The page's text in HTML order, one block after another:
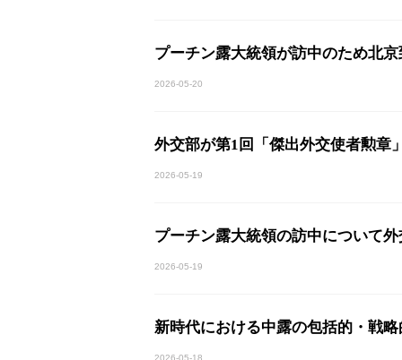
プーチン露大統領が訪中のため北京
2026-05-20
外交部が第1回「傑出外交使者勲章
2026-05-19
プーチン露大統領の訪中について外
2026-05-19
新時代における中露の包括的・戦
2026-05-18